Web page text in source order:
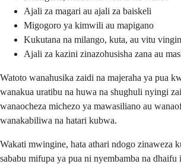
Ajali za magari au ajali za baiskeli
Migogoro ya kimwili au mapigano
Kukutana na milango, kuta, au vitu
Ajali za kazini zinazohusisha zana au
Watoto wanahusika zaidi na majeraha ya pua
wanakua uratibu na huwa na shughuli nyingi
wanaocheza michezo ya mawasiliano au
wanakabiliwa na hatari kubwa.
Wakati mwingine, hata athari ndogo zinaweza
sababu mifupa ya pua ni nyembamba na